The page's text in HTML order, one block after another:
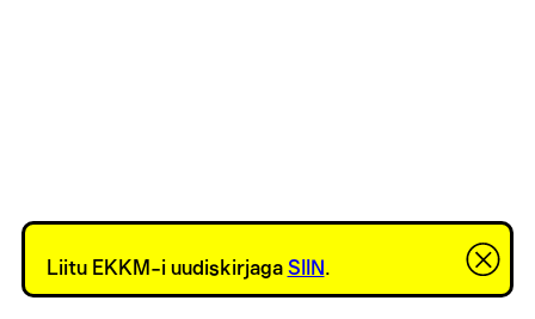
Liitu EKKM-i uudiskirjaga SIIN .